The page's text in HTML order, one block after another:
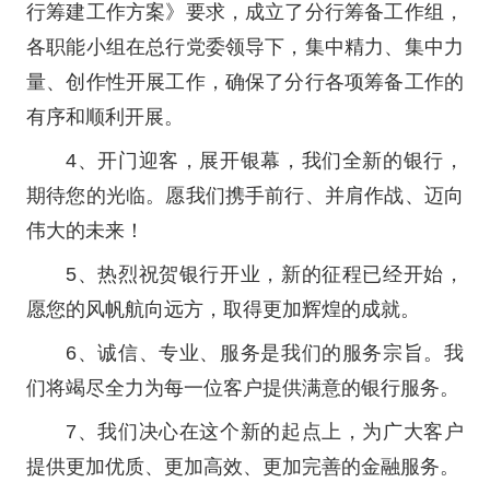
行筹建工作方案》要求，成立了分行筹备工作组，
各职能小组在总行党委领导下，集中精力、集中力
量、创作性开展工作，确保了分行各项筹备工作的
有序和顺利开展。
4、开门迎客，展开银幕，我们全新的银行，
期待您的光临。愿我们携手前行、并肩作战、迈向
伟大的未来！
5、热烈祝贺银行开业，新的征程已经开始，
愿您的风帆航向远方，取得更加辉煌的成就。
6、诚信、专业、服务是我们的服务宗旨。我
们将竭尽全力为每一位客户提供满意的银行服务。
7、我们决心在这个新的起点上，为广大客户
提供更加优质、更加高效、更加完善的金融服务。